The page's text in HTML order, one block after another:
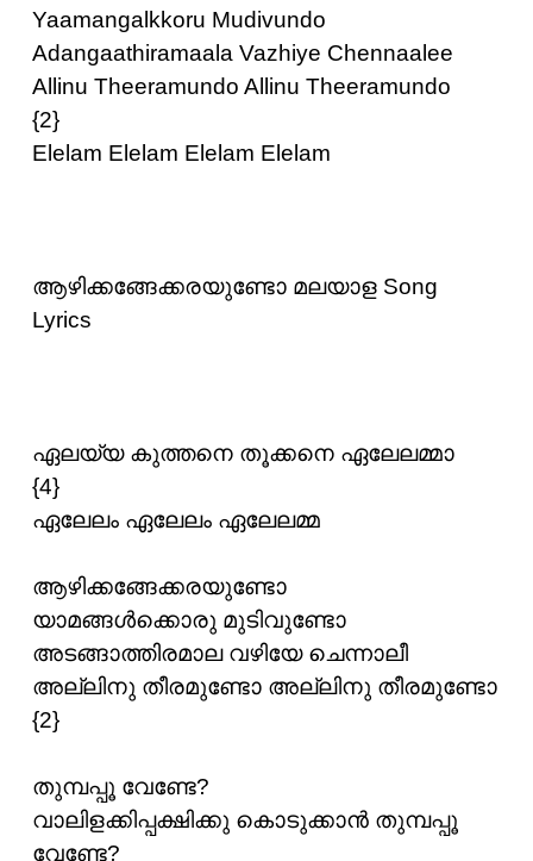
Yaamangalkkoru Mudivundo
Adangaathiramaala Vazhiye Chennaalee
Allinu Theeramundo Allinu Theeramundo
{2}
Elelam Elelam Elelam Elelam
ആഴിക്കങ്ങേക്കരയുണ്ടോ മലയാള Song
Lyrics
ഏലയ്യ കുത്തനെ തൂക്കനെ ഏലേലമ്മാ
{4}
ഏലേലം ഏലേലം ഏലേലമ്മ
ആഴിക്കങ്ങേക്കരയുണ്ടോ
യാമങ്ങള്‍ക്കൊരു മുടിവുണ്ടോ
അടങ്ങാത്തിരമാല വഴിയേ ചെന്നാലീ
അല്ലിനു തീരമുണ്ടോ അല്ലിനു തീരമുണ്ടോ
{2}
തുമ്പപ്പൂ വേണ്ടേ?
വാലിളക്കിപ്പക്ഷിക്കു കൊടുക്കാന്‍ തുമ്പപ്പൂ
വേണ്ടേ?